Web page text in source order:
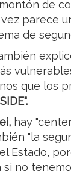
de
parece
de
que los
SIDE".
hay
"la
Estado,
no